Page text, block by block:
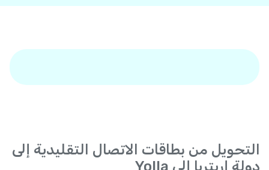
التحويل من بطاقات الاتصال التقليدية إلى